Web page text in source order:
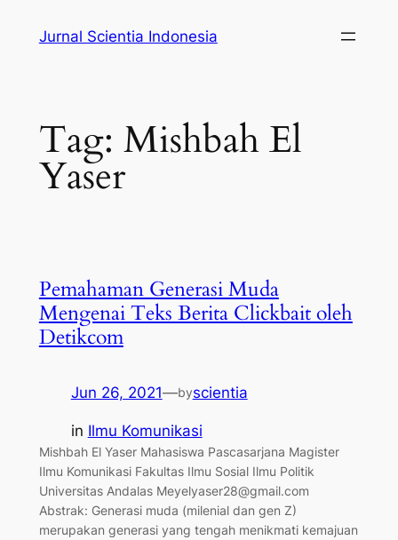
Jurnal Scientia Indonesia
Tag: Mishbah El
Yaser
Pemahaman Generasi Muda
Mengenai Teks Berita Clickbait oleh
Detikcom
Jun 26, 2021—byscientia
in Ilmu Komunikasi
Mishbah El Yaser Mahasiswa Pascasarjana Magister
Ilmu Komunikasi Fakultas Ilmu Sosial Ilmu Politik
Universitas Andalas Meyelyaser28@gmail.com
Abstrak: Generasi muda (milenial dan gen Z)
merupakan generasi yang tengah menikmati kemajuan